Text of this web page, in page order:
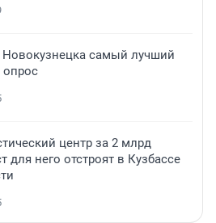
Новокузнецка самый лучший
центр за 2 млрд
для него отстроят в Кузбассе